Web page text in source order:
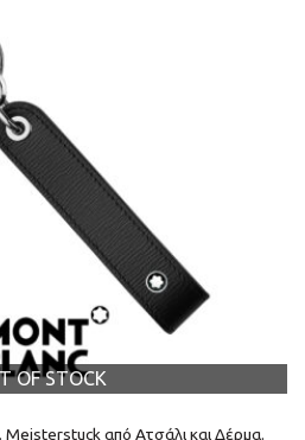
OF STOCK
Meisterstuck από Ατσάλι και Δέρμα.